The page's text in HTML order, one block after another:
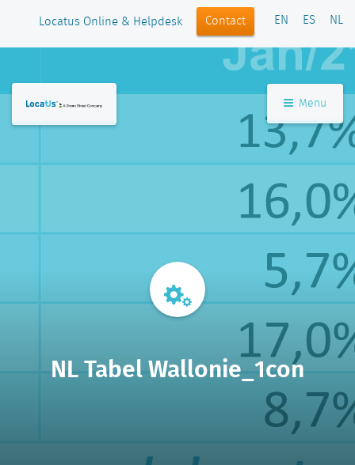
Locatus Online & Helpdesk Contact EN ES NL
Menu
NL Tabel Wallonie_1con